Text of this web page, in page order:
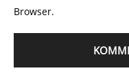
Browser.